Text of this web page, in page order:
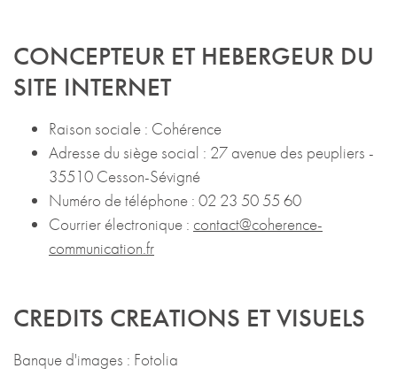
CONCEPTEUR ET HEBERGEUR DU
SITE INTERNET
Raison sociale : Cohérence
Adresse du siège social : 27 avenue des peupliers -
35510 Cesson-Sévigné
Numéro de téléphone : 02 23 50 55 60
Courrier électronique : contact@coherence-
communication.fr
CREDITS CREATIONS ET VISUELS
Banque d'images : Fotolia